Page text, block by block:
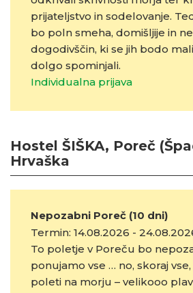
prijateljstvo in sodelovanje.
bo poln smeha, domišljije in
dogodivščin, ki se jih bodo
dolgo spominjali.
Individualna prijava
Hostel ŠIŠKA, Poreč
Hrvaška
Nepozabni Poreč (10 dni)
Termin: 14.08.2026 -
To poletje v Poreču bo
ponujamo vse … no, skoraj
poleti na morju – velikooo